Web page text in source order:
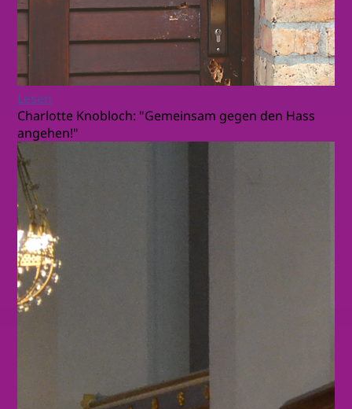
Lesen
Charlotte Knobloch: "Gemeinsam gegen den Hass
angehen!"